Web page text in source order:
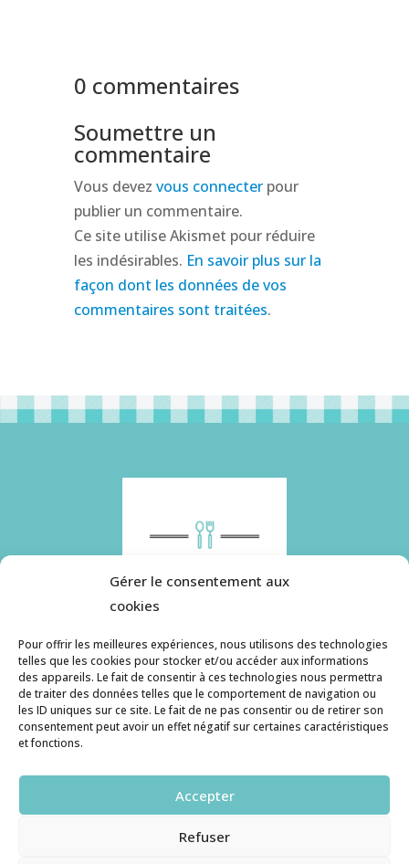
Gérer le consentement aux
cookies
Pour offrir les meilleures expériences, nous utilisons des technologies
telles que les cookies pour stocker et/ou accéder aux informations
des appareils. Le fait de consentir à ces technologies nous permettra
de traiter des données telles que le comportement de navigation ou
les ID uniques sur ce site. Le fait de ne pas consentir ou de retirer son
consentement peut avoir un effet négatif sur certaines caractéristiques
et fonctions.
Accepter
Refuser
0 commentaires
Soumettre un
commentaire
Vous devez vous connecterpour
publier un commentaire.
Ce site utilise Akismet pour réduire
les indésirables. En savoir plus sur la
façon dont les données de vos
commentaires sont traitées.
Histoire de pâtes utilise des cookies. Pour en
savoir plus, ainsi que sur la politique de
confidentialité, cliquez ici.
Contact
histoiredepates@gmail.com